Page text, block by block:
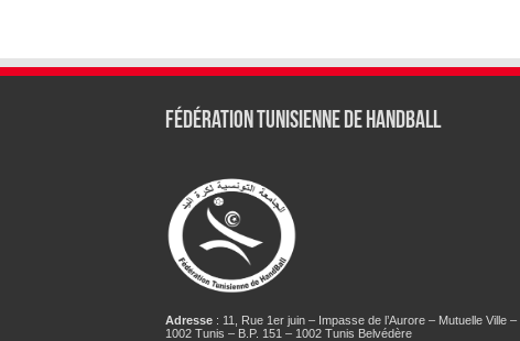
Fédération tunisienne de Handball
Adresse: 11, Rue 1er juin – Impasse de l’Aurore – Mutuelle Ville –
1002 Tunis – B.P. 151 – 1002 Tunis Belvédère